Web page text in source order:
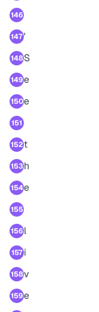
146
147'
148S
149e
150e
151
152t
153h
154e
155
156l
157 i
158v
159e